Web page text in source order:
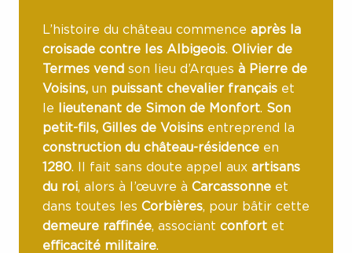
L’histoire du château commence après la
croisade contre les Albigeois. Olivier de
Termes vend son lieu d’Arques à Pierre de
Voisins, un puissant chevalier français et
le
lieutenant de Simon de Monfort. Son
petit-fils, Gilles de Voisins entreprend la
construction du château-résidence en
1280. Il fait sans doute appel aux artisans
du roi, alors à l’œuvre à Carcassonne et
dans toutes les Corbières, pour bâtir cette
demeure raffinée, associant confort et
efficacité militaire.